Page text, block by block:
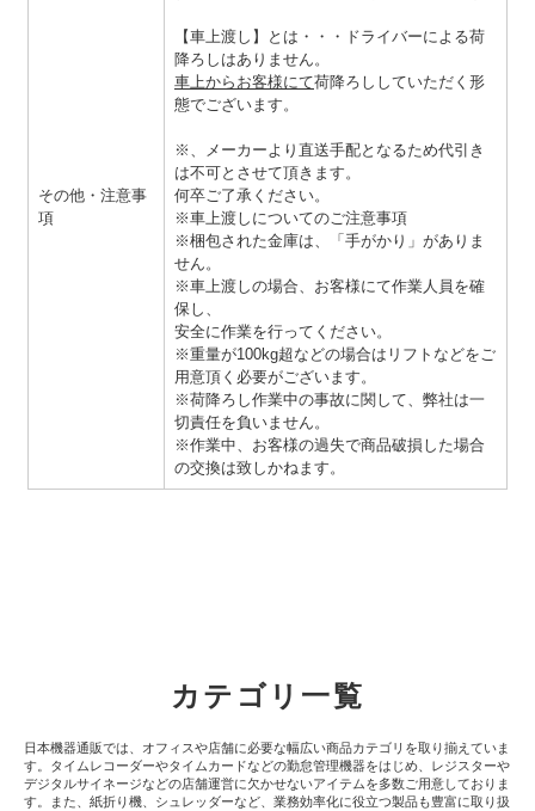
その他・注意事
項
【車上渡し】とは・・・ ドライバーによる荷
降ろしはありません。
車上からお客様にて荷降ろししていただく形
態でございます。
※、メーカーより直送手配となるため代引き
は不可とさせて頂きます。
何卒ご了承ください。
※車上渡しについてのご注意事項
※梱包された金庫は、「手がかり」がありま
せん。
※車上渡しの場合、お客様にて作業人員を確
保し、
安全に作業を行ってください。
※重量が100kg超などの場合はリフトなどをご
用意頂く必要がございます。
※荷降ろし作業中の事故に関して、弊社は一
切責任を負いません。
※作業中、お客様の過失で商品破損した場合
の交換は致しかねます。
カテゴリ一覧
日本機器通販では、オフィスや店舗に必要な幅広い商品カテゴリを取り揃えていま
す。タイムレコーダーやタイムカードなどの勤怠管理機器をはじめ、レジスターや
デジタルサイネージなどの店舗運営に欠かせないアイテムを多数ご用意しておりま
す。また、紙折り機、シュレッダーなど、業務効率化に役立つ製品も豊富に取り扱